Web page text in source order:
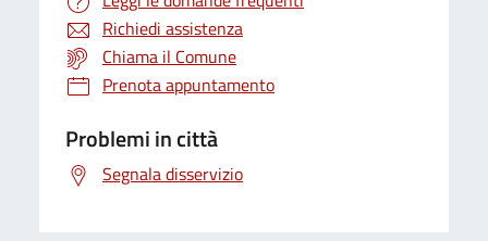
Richiedi assistenza
Chiama il Comune
Prenota appuntamento
Problemi in città
Segnala disservizio